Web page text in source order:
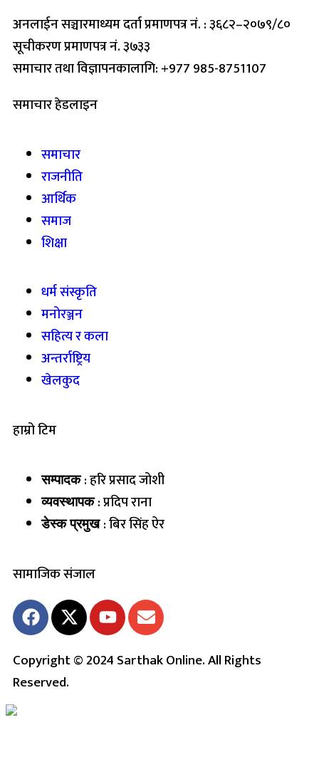
अनलाईन सञ्चारमाध्यम दर्ता प्रमाणपत्र नं. : ३६८२–२०७९/८०
सूचीकरण प्रमाणपत्र नं. ३७३३
समाचार तथा विज्ञापनकालागि: +977 985-8751107
समाचार हेडलाइन
समाचार
राजनीति
आर्थिक
समाज
शिक्षा
धर्म संस्कृति
मनोरञ्जन
सहित्य र कला
अन्तर्राष्ट्रिय
खेलकुद
हाम्रो टिम
सम्पादक: हरि प्रसाद जोशी
व्यवस्थापक: प्रदिप राना
डेस्क प्रमुख : बिर सिंह ऐर
सामाजिक संजाल
Copyright © 2024 Sarthak Online. All Rights
Reserved.